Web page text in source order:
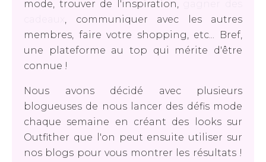
mode, trouver de l'inspiration,
, communiquer avec les autres
membres, faire votre shopping, etc... Bref,
une plateforme au top qui mérite d'être
connue !
Nous avons décidé avec plusieurs
blogueuses de nous lancer des défis mode
chaque semaine en créant des looks sur
Outfither que l'on peut ensuite utiliser sur
nos blogs pour vous montrer les résultats !